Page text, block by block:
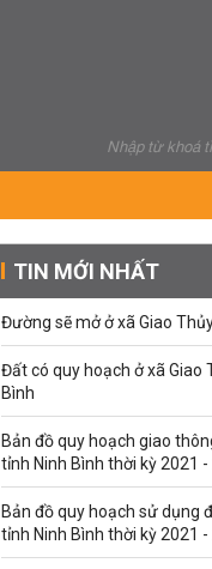
TIN MỚI NHẤT
Đường sẽ mở ở xã Giao
Đất có quy hoạch ở xã Giao
Bình
Bản đồ quy hoạch giao
tỉnh Ninh Bình thời kỳ 2021 -
Bản đồ quy hoạch sử dụng
tỉnh Ninh Bình thời kỳ 2021 -